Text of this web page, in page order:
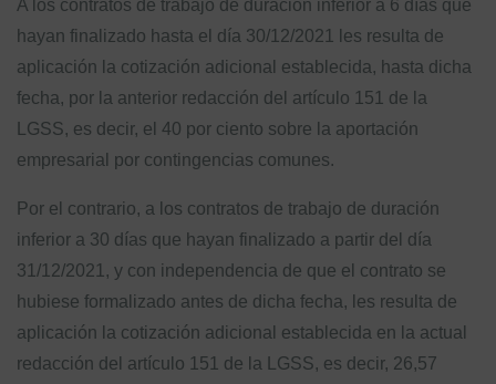
A los contratos de trabajo de duración inferior a 6 días que
hayan finalizado hasta el día 30/12/2021 les resulta de
aplicación la cotización adicional establecida, hasta dicha
fecha, por la anterior redacción del artículo 151 de la
LGSS, es decir, el 40 por ciento sobre la aportación
empresarial por contingencias comunes.
Por el contrario, a los contratos de trabajo de duración
inferior a 30 días que hayan finalizado a partir del día
31/12/2021, y con independencia de que el contrato se
hubiese formalizado antes de dicha fecha, les resulta de
aplicación la cotización adicional establecida en la actual
redacción del artículo 151 de la LGSS, es decir, 26,57